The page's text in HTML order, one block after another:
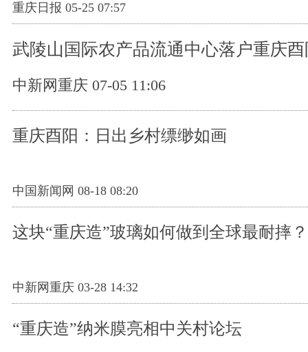
重庆日报 05-25 07:57
武陵山国际农产品流通中心落户重庆
中新网重庆 07-05 11:06
重庆酉阳：日出乡村缥缈如画
中国新闻网 08-18 08:20
这块“重庆造”玻璃如何做到全球最耐摔？
中新网重庆 03-28 14:32
“重庆造”纳米膜亮相中关村论坛